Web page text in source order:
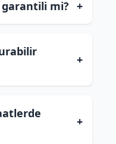
mi? +
+
+